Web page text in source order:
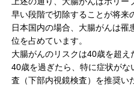
早い段階で切除することが将来
日本国内の場合、大腸がんは罹
位を占めています。
大腸がんのリスクは40歳を超え
40歳を過ぎたら、特に症状が
査（下部内視鏡検査）を推奨い